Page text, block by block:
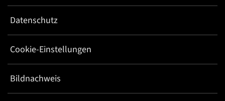
Datenschutz
Cookie-Einstellungen
Bildnachweis